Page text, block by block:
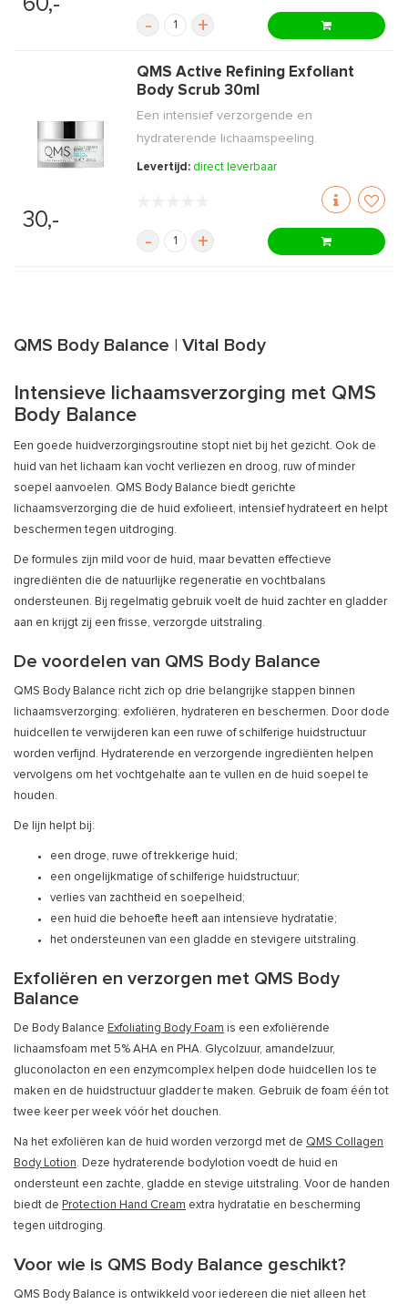
- +
30,-
QMS Active Refining Exfoliant
Body Scrub 30ml
Een intensief verzorgende en
hydraterende lichaamspeeling.
Levertijd: direct leverbaar
- +
QMS Body Balance | Vital Body
Intensieve lichaamsverzorging met QMS
Body Balance
Een goede huidverzorgingsroutine stopt niet bij het gezicht. Ook de
huid van het lichaam kan vocht verliezen en droog, ruw of minder
soepel aanvoelen. QMS Body Balance biedt gerichte
lichaamsverzorging die de huid exfolieert, intensief hydrateert en helpt
beschermen tegen uitdroging.
De formules zijn mild voor de huid, maar bevatten effectieve
ingrediënten die de natuurlijke regeneratie en vochtbalans
ondersteunen. Bij regelmatig gebruik voelt de huid zachter en gladder
aan en krijgt zij een frisse, verzorgde uitstraling.
De voordelen van QMS Body Balance
QMS Body Balance richt zich op drie belangrijke stappen binnen
lichaamsverzorging: exfoliëren, hydrateren en beschermen. Door dode
huidcellen te verwijderen kan een ruwe of schilferige huidstructuur
worden verfijnd. Hydraterende en verzorgende ingrediënten helpen
vervolgens om het vochtgehalte aan te vullen en de huid soepel te
houden.
De lijn helpt bij:
een droge, ruwe of trekkerige huid;
een ongelijkmatige of schilferige huidstructuur;
verlies van zachtheid en soepelheid;
een huid die behoefte heeft aan intensieve hydratatie;
het ondersteunen van een gladde en stevigere uitstraling.
Exfoliëren en verzorgen met QMS Body
Balance
De Body Balance Exfoliating Body Foam is een exfoliërende
lichaamsfoam met 5% AHA en PHA. Glycolzuur, amandelzuur,
gluconolacton en een enzymcomplex helpen dode huidcellen los te
maken en de huidstructuur gladder te maken. Gebruik de foam één tot
twee keer per week vóór het douchen.
Na het exfoliëren kan de huid worden verzorgd met de QMS Collagen
Body Lotion. Deze hydraterende bodylotion voedt de huid en
ondersteunt een zachte, gladde en stevige uitstraling. Voor de handen
biedt de Protection Hand Cream extra hydratatie en bescherming
tegen uitdroging.
Voor wie is QMS Body Balance geschikt?
QMS Body Balance is ontwikkeld voor iedereen die niet alleen het